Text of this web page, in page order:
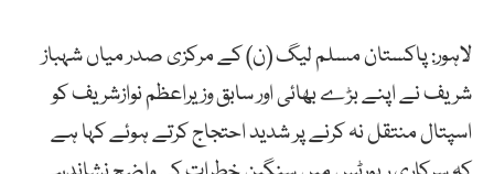
لاہور: پاکستان مسلم لیگ (ن) کے مرکزی صدر میاں شہباز
شریف نے اپنے بڑے بھائی اور سابق وزیراعظم نوازشریف کو
اسپتال منتقل نہ کرنے پر شدید احتجاج کرتے ہوئے کہا ہے